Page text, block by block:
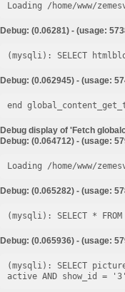
Loading /home/www/
Debug: (0.06281) - (usage:
Debug: (0.062945) - (usage:
end
Debug display of 'Fetch
Debug: (0.064712) - (usage:
Loading /home/www/
Debug: (0.065282) - (usage:
Debug: (0.065936) - (usage:
(mysqli): SELECT